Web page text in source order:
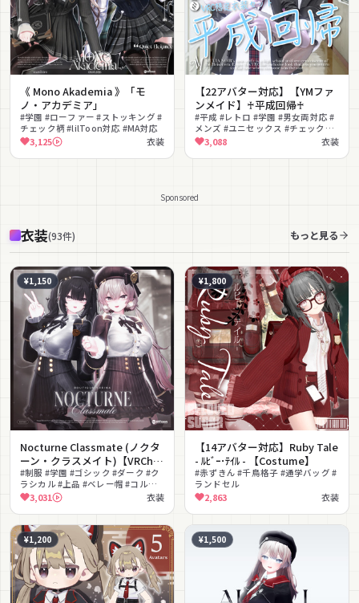
《 Mono Akademia 》「モ
ノ・アカデミア」
#学園 #ローファー #ストッキング #
チェック柄 #lilToon対応 #MA対応
3,125 衣装
【22アバター対応】【YMファ
ンメイド】♰平成回帰♰
#平成 #レトロ #学園 #男女両対応 #
メンズ #ユニセックス #チェック柄
#放課後 #リアルクローズ
3,088 衣装
Sponsored
衣装(93件) もっと見る
¥1,150
Nocturne Classmate (ノクタ
ーン・クラスメイト)【VRChat
衣装】【18アバター対応】
#制服 #学園 #ゴシック #ダーク #ク
ラシカル #上品 #ベレー帽 #コルセ
ット #プリーツスカート #セクシー
3,031 衣装
¥1,800
【14アバター対応】Ruby Tale
- ﾙﾋﾞｰ･ﾃｲﾙ - 【Costume】
#赤ずきん #千鳥格子 #通学バッグ #
ランドセル
2,863 衣装
¥1,200 ¥1,500